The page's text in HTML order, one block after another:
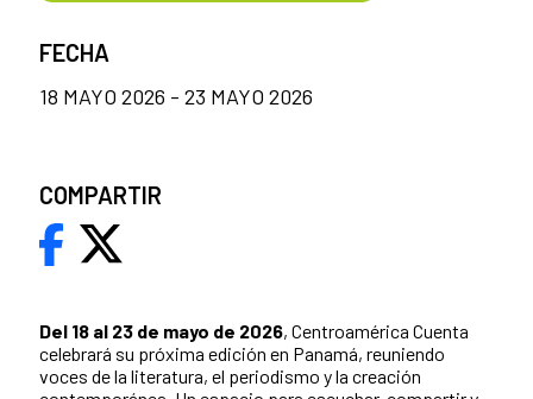
Del 18 al 23 de mayo de 2026, Centroamérica Cuenta
celebrará su próxima edición en Panamá, reuniendo
voces de la literatura, el periodismo y la creación
FECHA
18 MAYO 2026 - 23 MAYO 2026
COMPARTIR